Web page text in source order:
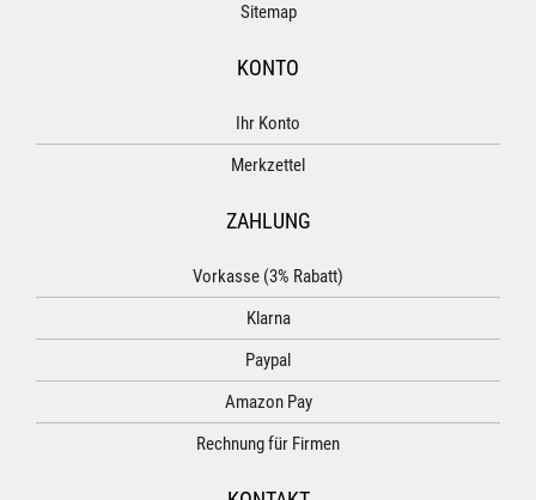
Sitemap
KONTO
Ihr Konto
Merkzettel
ZAHLUNG
Vorkasse (3% Rabatt)
Klarna
Paypal
Amazon Pay
Rechnung für Firmen